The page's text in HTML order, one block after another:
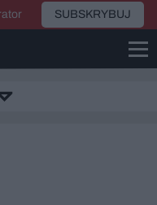
SUBSKRYBUJ